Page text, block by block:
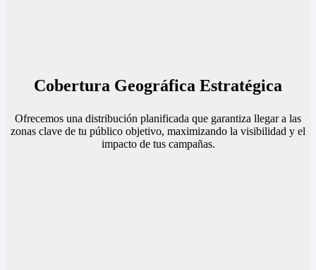
Cobertura Geográfica Estratégica
Ofrecemos una distribución planificada que garantiza llegar a las
zonas clave de tu público objetivo, maximizando la visibilidad y el
impacto de tus campañas.